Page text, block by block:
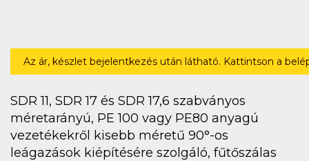
Az ár, készlet bejelentkezés után látható. Kattintson a
SDR 11, SDR 17 és SDR 17,6 szabványos
méretarányú, PE 100 vagy PE80 anyagú
vezetékekről kisebb méretű 90°-os
leágazások kiépítésére szolgáló, fűtőszálas